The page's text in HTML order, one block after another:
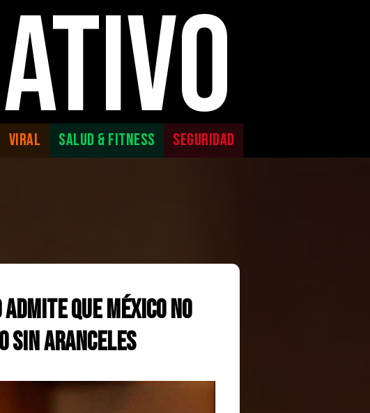
VIRAL SALUD & FITNESS SEGURIDAD
que México no
sin aranceles